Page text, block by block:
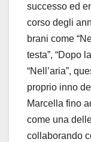
successo ed
corso degli
brani come
testa”, “Dopo
“Nell’aria”,
proprio inno
Marcella fino
come una
collaborando